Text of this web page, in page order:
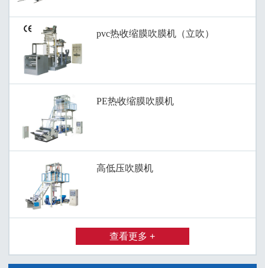
pvc热收缩膜吹膜机（立吹）
PE热收缩膜吹膜机
高低压吹膜机
查看更多 +